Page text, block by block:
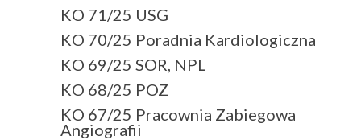
KO 71/25 USG
KO 70/25 Poradnia Kardiologiczna
KO 69/25 SOR, NPL
KO 68/25 POZ
KO 67/25 Pracownia Zabiegowa
Angiografii